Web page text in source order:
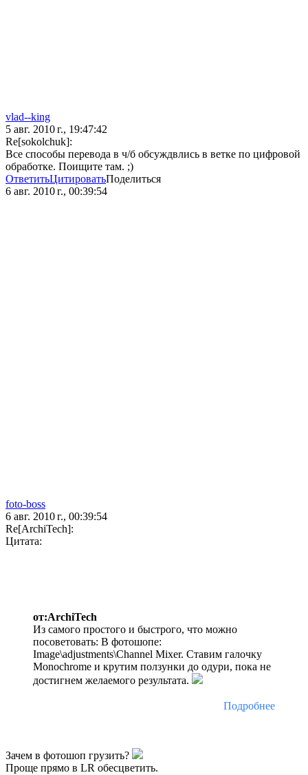
vlad--king
5 авг. 2010 г., 19:47:42
Re[sokolchuk]:
Все способы перевода в ч/б обсуждвлись в ветке по цифровой
обработке. Поищите там. ;)
ОтветитьЦитироватьПоделиться
6 авг. 2010 г., 00:39:54
foto-boss
6 авг. 2010 г., 00:39:54
Re[ArchiTech]:
Цитата:
от:ArchiTech
Из самого простого и быстрого, что можно
посоветовать: В фотошопе:
Image\adjustments\Channel Mixer. Ставим галочку
Monochrome и крутим ползунки до одури, пока не
достигнем желаемого результата.
Подробнее
Зачем в фотошоп грузить?
Проще прямо в LR обесцветить.